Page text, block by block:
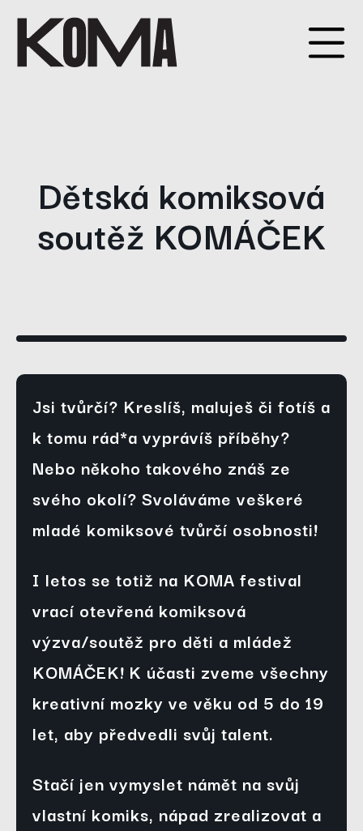
Dětská komiksová
soutěž KOMÁČEK
Jsi tvůrčí? Kreslíš, maluješ či fotíš a
k tomu rád*a vyprávíš příběhy?
Nebo někoho takového znáš ze
svého okolí? Svoláváme veškeré
mladé komiksové tvůrčí osobnosti!
I letos se totiž na KOMA festival
vrací otevřená komiksová
výzva/soutěž pro děti a mládež
KOMÁČEK! K účasti zveme všechny
kreativní mozky ve věku od 5 do 19
let, aby předvedli svůj talent.
vlastní komiks, nápad zrealizovat a